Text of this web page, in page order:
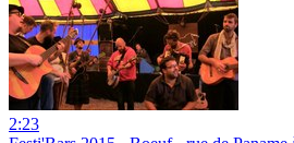
2:23